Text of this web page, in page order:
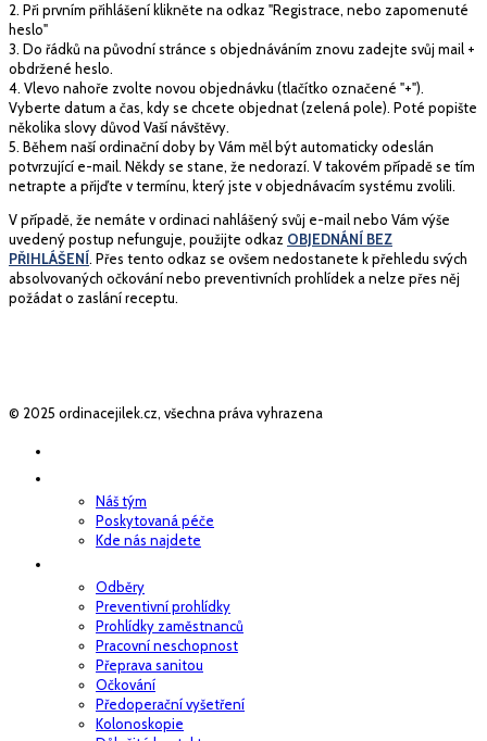
2. Při prvním přihlášení klikněte na odkaz "Registrace, nebo zapomenuté
heslo"
3. Do řádků na původní stránce s objednáváním znovu zadejte svůj mail +
obdržené heslo.
4. Vlevo nahoře zvolte novou objednávku (tlačítko označené "+").
Vyberte datum a čas, kdy se chcete objednat (zelená pole). Poté popište
několika slovy důvod Vaší návštěvy.
5. Během naší ordinační doby by Vám měl být automaticky odeslán
potvrzující e-mail. Někdy se stane, že nedorazí. V takovém případě se tím
netrapte a přijďte v termínu, který jste v objednávacím systému zvolili.
V případě, že nemáte v ordinaci nahlášený svůj e-mail nebo Vám výše
uvedený postup nefunguje, použijte odkaz OBJEDNÁNÍ BEZ
PŘIHLÁŠENÍ. Přes tento odkaz se ovšem nedostanete k přehledu svých
absolvovaných očkování nebo preventivních prohlídek a nelze přes něj
požádat o zaslání receptu.
© 2025 ordinacejilek.cz, všechna práva vyhrazena
Náš tým
Poskytovaná péče
Kde nás najdete
Odběry
Preventivní prohlídky
Prohlídky zaměstnanců
Pracovní neschopnost
Přeprava sanitou
Očkování
Předoperační vyšetření
Kolonoskopie